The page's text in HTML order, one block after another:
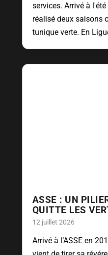
services. Arrivé à
réalisé deux saisons
tunique verte. En
ASSE : UN
QUITTE LES
12 juillet 2026
Arrivé à l’ASSE en